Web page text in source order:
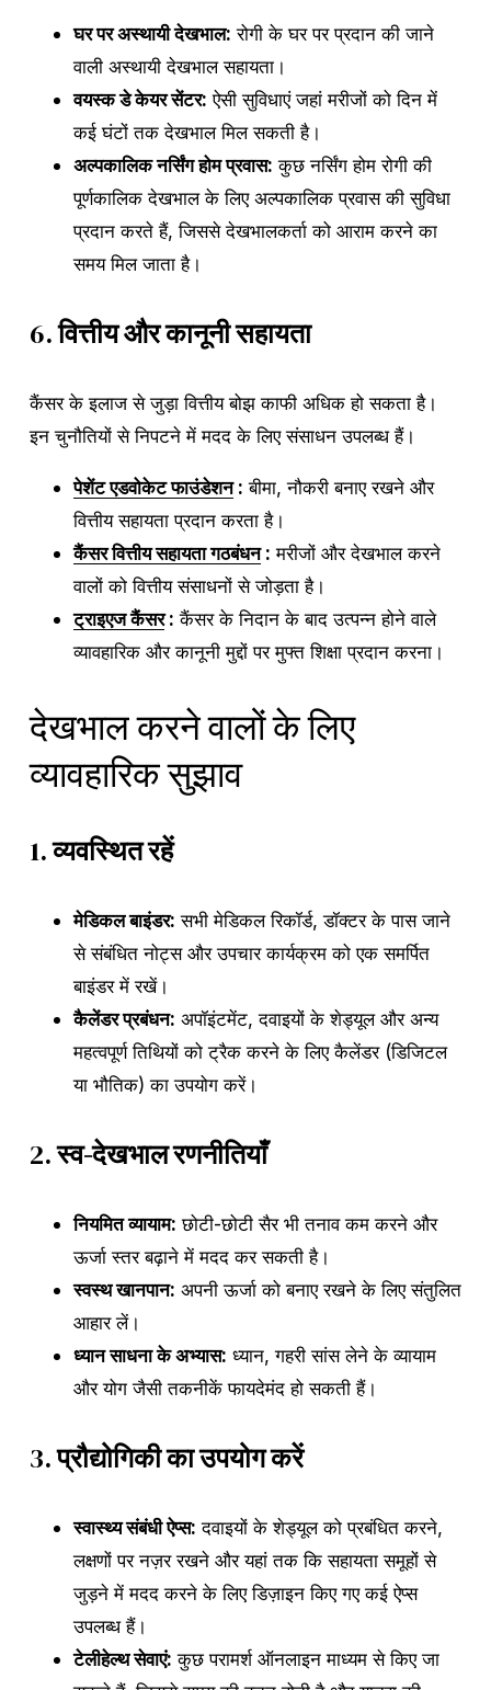
घर पर अस्थायी देखभाल: रोगी के घर पर प्रदान की जाने
वाली अस्थायी देखभाल सहायता।
वयस्क डे केयर सेंटर: ऐसी सुविधाएं जहां मरीजों को दिन में
कई घंटों तक देखभाल मिल सकती है।
अल्पकालिक नर्सिंग होम प्रवास: कुछ नर्सिंग होम रोगी की
पूर्णकालिक देखभाल के लिए अल्पकालिक प्रवास की सुविधा
प्रदान करते हैं, जिससे देखभालकर्ता को आराम करने का
समय मिल जाता है।
6.वित्तीय और कानूनी सहायता
कैंसर के इलाज से जुड़ा वित्तीय बोझ काफी अधिक हो सकता है।
इन चुनौतियों से निपटने में मदद के लिए संसाधन उपलब्ध हैं।
पेशेंट एडवोकेट फाउंडेशन: बीमा, नौकरी बनाए रखने और
वित्तीय सहायता प्रदान करता है।
कैंसर वित्तीय सहायता गठबंधन: मरीजों और देखभाल करने
वालों को वित्तीय संसाधनों से जोड़ता है।
ट्राइएज कैंसर: कैंसर के निदान के बाद उत्पन्न होने वाले
व्यावहारिक और कानूनी मुद्दों पर मुफ्त शिक्षा प्रदान करना।
देखभाल करने वालों के लिए
व्यावहारिक सुझाव
1.व्यवस्थित रहें
मेडिकल बाइंडर: सभी मेडिकल रिकॉर्ड, डॉक्टर के पास जाने
से संबंधित नोट्स और उपचार कार्यक्रम को एक समर्पित
बाइंडर में रखें।
कैलेंडर प्रबंधन: अपॉइंटमेंट, दवाइयों के शेड्यूल और अन्य
महत्वपूर्ण तिथियों को ट्रैक करने के लिए कैलेंडर (डिजिटल
या भौतिक) का उपयोग करें।
2.स्व-देखभाल रणनीतियाँ
नियमित व्यायाम: छोटी-छोटी सैर भी तनाव कम करने और
ऊर्जा स्तर बढ़ाने में मदद कर सकती है।
स्वस्थ खानपान: अपनी ऊर्जा को बनाए रखने के लिए संतुलित
आहार लें।
ध्यान साधना के अभ्यास: ध्यान, गहरी सांस लेने के व्यायाम
और योग जैसी तकनीकें फायदेमंद हो सकती हैं।
3.प्रौद्योगिकी का उपयोग करें
स्वास्थ्य संबंधी ऐप्स: दवाइयों के शेड्यूल को प्रबंधित करने,
लक्षणों पर नज़र रखने और यहां तक ​​कि सहायता समूहों से
जुड़ने में मदद करने के लिए डिज़ाइन किए गए कई ऐप्स
उपलब्ध हैं।
टेलीहेल्थ सेवाएं: कुछ परामर्श ऑनलाइन माध्यम से किए जा